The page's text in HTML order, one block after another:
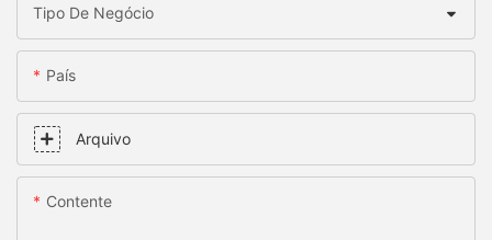
Tipo De Negócio
País
Arquivo
Contente